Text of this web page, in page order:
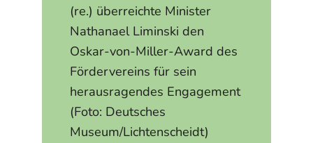
(re.) überreichte Minister
Nathanael Liminski den
Oskar-von-Miller-Award des
Fördervereins für sein
herausragendes Engagement
(Foto: Deutsches
Museum/Lichtenscheidt)